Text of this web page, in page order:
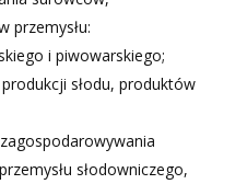
przemysłu:
i piwowarskiego;
słodu, produktów
słodowniczego,